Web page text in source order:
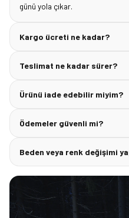
günü yola çıkar.
Kargo ücreti ne kadar?
Teslimat ne kadar sürer?
Ürünü iade edebilir miyim?
Ödemeler güvenli mi?
Beden veya renk değişimi